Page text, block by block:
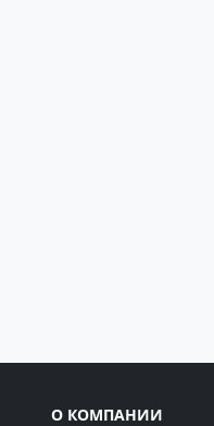
О КОМПАНИИ